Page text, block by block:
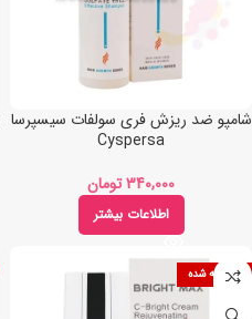
شامپو ضد ریزش فری سولفات سیسپرسا
Cyspersa
تومان
اطلاعات بیشتر
فروخته شده